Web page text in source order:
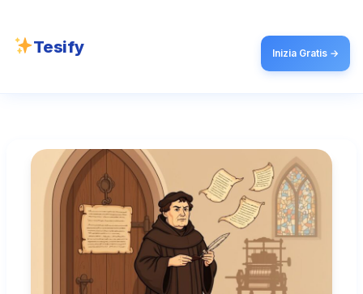
Tesify Inizia Gratis →